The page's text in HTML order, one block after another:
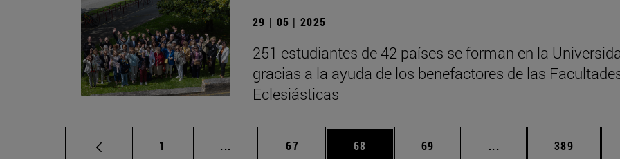
29 | 05 | 2025
251 estudiantes de 42 países se forman en la
gracias a la ayuda de los benefactores de las
Eclesiásticas
Página
1 ... Páginas intermedias Use TAB para desplazarse.
Página
67 Página
68 Página
69 ... Páginas intermedias
Página
389